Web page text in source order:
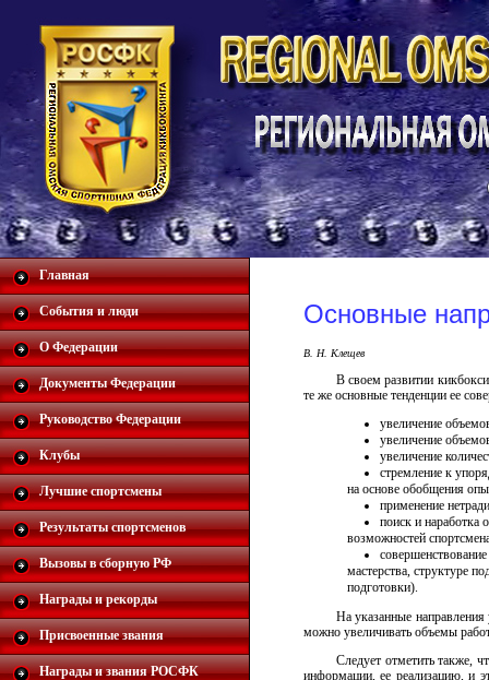
Главная
События и люди
О Федерации
Документы Федерации
Руководство Федерации
Клубы
Лучшие спортсмены
Результаты спортсменов
Вызовы в сборную РФ
Награды и рекорды
Присвоенные звания
Награды и звания РОСФК
Основные
В. Н. Клещев
В своем развитии
те же основные тенденции ее
увеличение
увеличение
увеличение
стремление к
на основе обобщения
применение
поиск и наработка
возможностей
мастерства, структуре
подготовки).
На указанные направления
можно увеличивать объемы
Следует отметить также,
информации, ее реализацию, и